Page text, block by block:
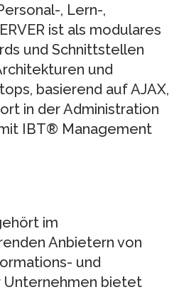
, Lern-,
ist als modulares
und Schnittstellen
und
basierend auf AJAX,
in der Administration
IBT® Management
im
Anbietern von
und
Unternehmen bietet